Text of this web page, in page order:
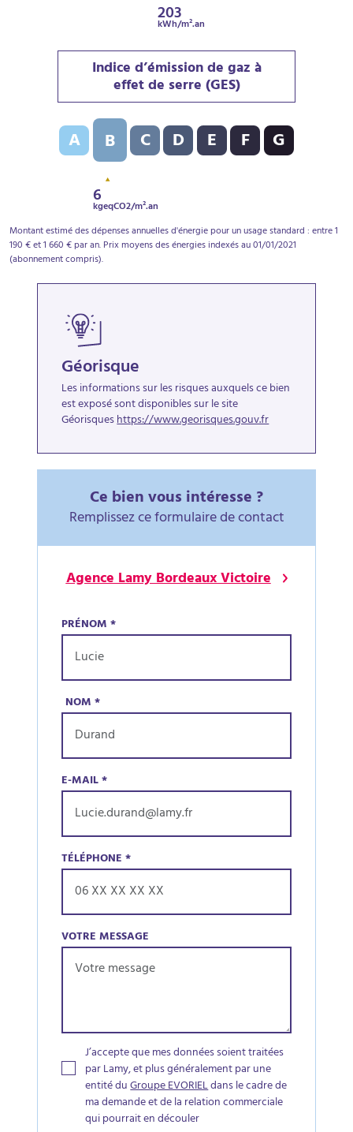
203
kWh/m².an
Indice d’émission de gaz à
effet de serre (GES)
Indice d’émission de gaz à effet de serre (GES) : B - 6
A B
6
kgeqCO2/m².an
C D E F G
Montant estimé des dépenses annuelles d'énergie pour un usage standard : entre 1
190 € et 1 660 € par an. Prix moyens des énergies indexés au 01/01/2021
(abonnement compris).
Géorisque
Les informations sur les risques auxquels ce bien
est exposé sont disponibles sur le site
Géorisqueshttps://www.georisques.gouv.fr
Ce bien vous intéresse ?
Remplissez ce formulaire de contact
Agence Lamy Bordeaux Victoire
PRÉNOM*
NOM*
E-MAIL*
TÉLÉPHONE*
VOTRE MESSAGE
J’accepte que mes données soient traitées
par Lamy, et plus généralement par une
entité duGroupe EVORIELdans le cadre de
ma demande et de la relation commerciale
qui pourrait en découler